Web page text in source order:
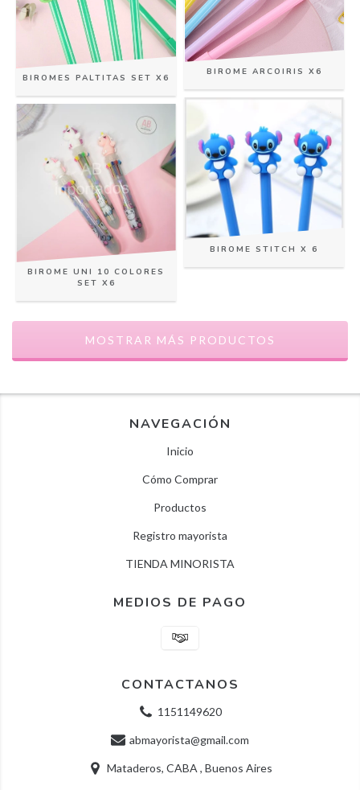
BIROMES PALTITAS SET X6
BIROME ARCOIRIS X6
BIROME UNI 10 COLORES
SET X6
BIROME STITCH X 6
MOSTRAR MÁS PRODUCTOS
NAVEGACIÓN
Inicio
Cómo Comprar
Productos
Registro mayorista
TIENDA MINORISTA
MEDIOS DE PAGO
CONTACTANOS
1151149620
abmayorista@gmail.com
Mataderos, CABA , Buenos Aires